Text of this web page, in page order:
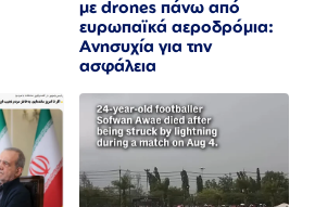
με drones πάνω από
ευρωπαϊκά αεροδρόμια:
Ανησυχία για την
ασφάλεια